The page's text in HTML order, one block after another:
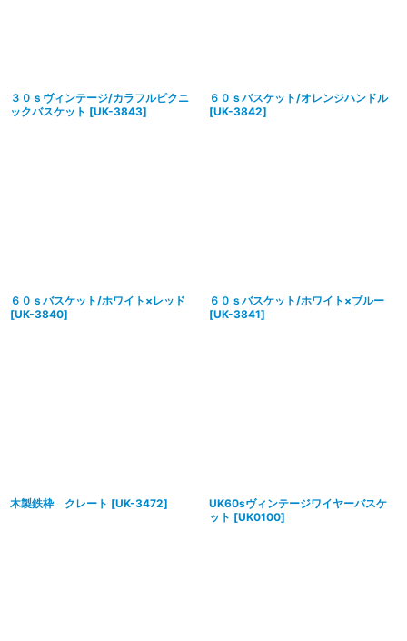
３０ｓヴィンテージ/カラフルピクニ
ックバスケット [UK-3843]
６０ｓバスケット/オレンジハンドル
[UK-3842]
６０ｓバスケット/ホワイト×レッド
[UK-3840]
６０ｓバスケット/ホワイト×ブルー
[UK-3841]
木製鉄枠 クレート [UK-3472]
UK60sヴィンテージワイヤーバスケ
ット [UK0100]